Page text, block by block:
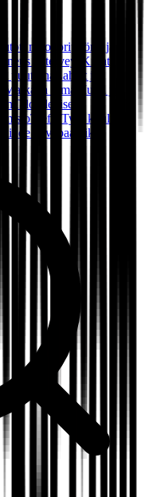
Autot, moottoripyörät ja
ja terveys
Kirjat,
puutarha
Lahjat ja
Matka ja loma
Muoti ja
Taloudelliset
Treffit Työ, koulutus
Viihde ja vapaa-aika